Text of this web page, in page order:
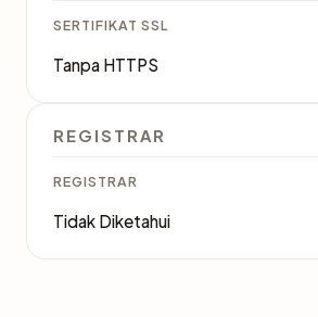
SERTIFIKAT SSL
Tanpa HTTPS
REGISTRAR
REGISTRAR
Tidak Diketahui